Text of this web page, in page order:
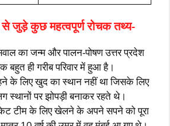
जुड़े कुछ महत्वपूर्ण रोचक तथ्य-
का जन्म और पालन-पोषण उत्तर प्रदेश
बहुत ही गरीब परिवार में हुआ है।
के लिए खुद का स्थान नहीं था जिसके लिए
पर झोपड़ी बनाकर रहते थे।
टीम के लिए खेलने के अपने सपने को पूरा